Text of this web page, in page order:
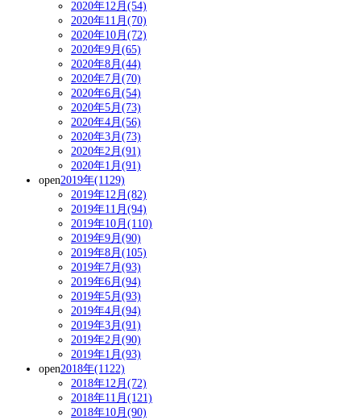
2020年12月(54)
2020年11月(70)
2020年10月(72)
2020年9月(65)
2020年8月(44)
2020年7月(70)
2020年6月(54)
2020年5月(73)
2020年4月(56)
2020年3月(73)
2020年2月(91)
2020年1月(91)
open2019年(1129)
2019年12月(82)
2019年11月(94)
2019年10月(110)
2019年9月(90)
2019年8月(105)
2019年7月(93)
2019年6月(94)
2019年5月(93)
2019年4月(94)
2019年3月(91)
2019年2月(90)
2019年1月(93)
open2018年(1122)
2018年12月(72)
2018年11月(121)
2018年10月(90)